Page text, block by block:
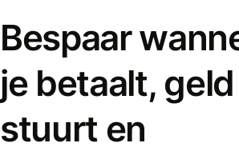
Bespaar
je betaalt, geld
stuurt en